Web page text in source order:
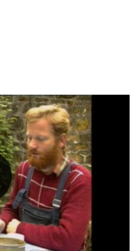
Veix, également